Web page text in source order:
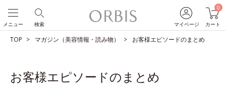
マイページ
0
カート
検索
メニュー
TOP マガジン（美容情報・読み物） お客様エピソードのまとめ
お客様エピソードのまとめ